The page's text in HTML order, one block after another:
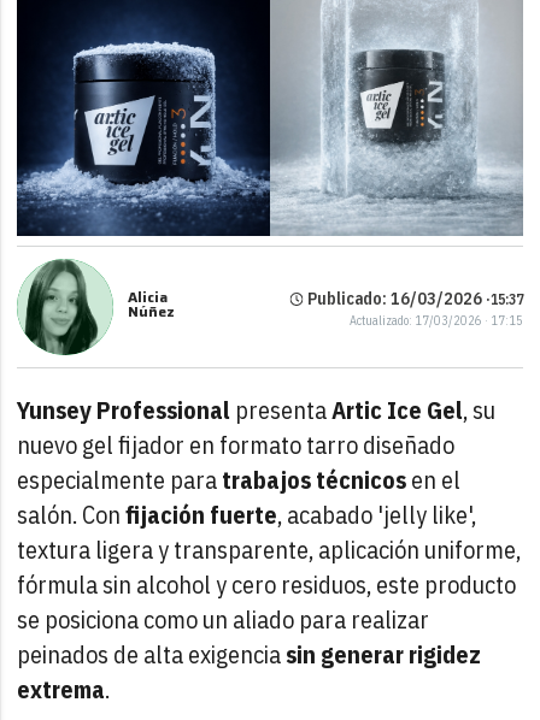
Alicia
Núñez
Publicado: 16/03/2026 ·15:37
Actualizado: 17/03/2026 · 17:15
Yunsey Professional presentaArtic Ice Gel, su
nuevo gel fijador en formato tarro diseñado
especialmente paratrabajostécnicosen el
salón. Confijación fuerte, acabado 'jelly like',
textura ligera y transparente, aplicación uniforme,
fórmula sin alcohol y cero residuos, este producto
se posiciona como un aliado para realizar
peinados de alta exigenciasin generar rigidez
extrema.